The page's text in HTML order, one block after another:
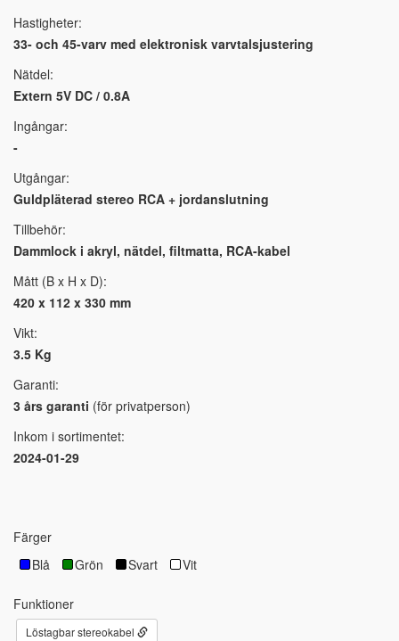
Hastigheter:
33- och 45-varv med elektronisk varvtalsjustering
Nätdel:
Extern 5V DC / 0.8A
Ingångar:
-
Utgångar:
Guldpläterad stereo RCA + jordanslutning
Tillbehör:
Dammlock i akryl, nätdel, filtmatta, RCA-kabel
Mått (B x H x D):
420 x 112 x 330 mm
Vikt:
3.5 Kg
Garanti:
3 års garanti (för privatperson)
Inkom i sortimentet:
2024-01-29
Färger
Blå
Grön Svart Vit
Funktioner
Löstagbar stereokabel